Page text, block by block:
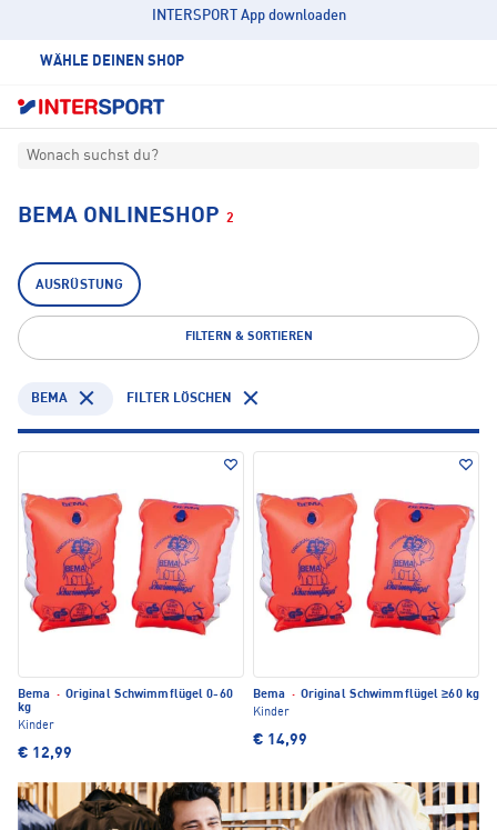
INTERSPORT App downloaden
WÄHLE DEINEN SHOP
Wonach suchst du?
BEMA ONLINESHOP 2
AUSRÜSTUNG
FILTERN & SORTIEREN
BEMA FILTER LÖSCHEN
Bema · Original Schwimmflügel 0-60
kg
Kinder
€ 12,99
Bema · Original Schwimmflügel ≥60 kg
Kinder
€ 14,99